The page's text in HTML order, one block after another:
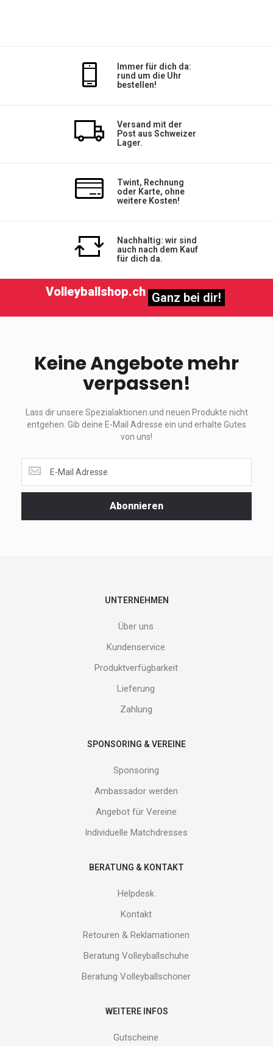
Immer für dich da:
rund um die Uhr
bestellen!
Versand mit der
Post aus Schweizer
Lager.
Twint, Rechnung
oder Karte, ohne
weitere Kosten!
Nachhaltig: wir sind
auch nach dem Kauf
für dich da.
Volleyballshop.ch Ganz bei dir!
Keine Angebote mehr
verpassen!
Lass dir unsere Spezialaktionen und neuen Produkte nicht
entgehen. Gib deine E-Mail Adresse ein und erhalte Gutes
von uns!
dir
unsere
Abonnieren
UNTERNEHMEN
Über uns
Kundenservice
Produktverfügbarkeit
Lieferung
Zahlung
SPONSORING & VEREINE
Sponsoring
Ambassador werden
Angebot für Vereine
Individuelle Matchdresses
BERATUNG & KONTAKT
Helpdesk
Kontakt
Retouren & Reklamationen
Beratung Volleyballschuhe
Beratung Volleyballschoner
WEITERE INFOS
Gutscheine